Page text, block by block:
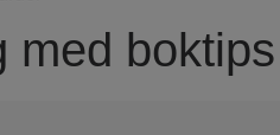
med boktips